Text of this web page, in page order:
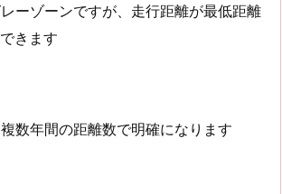
ーゾーンですが、走行距離が最低距離
きます
数年間の距離数で明確になります